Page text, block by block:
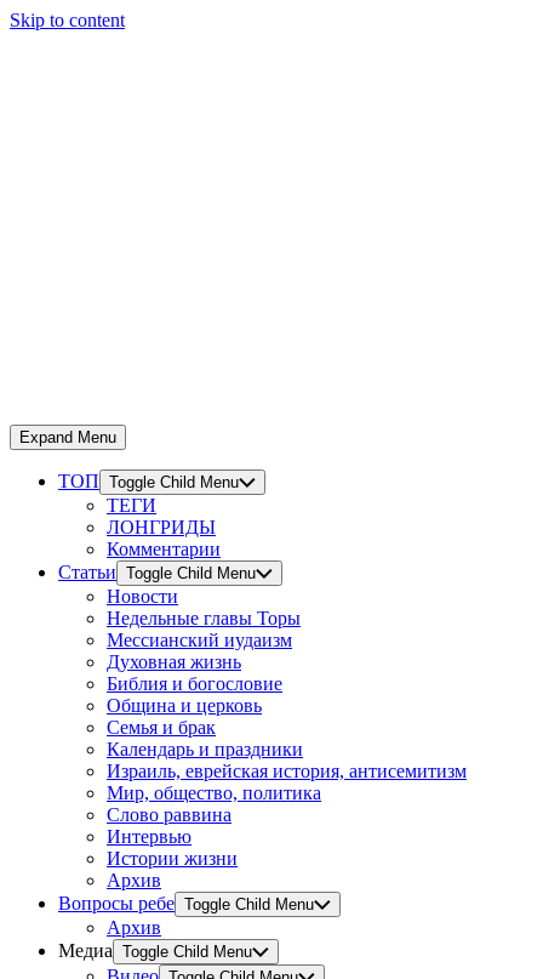
Skip to content
Expand Menu
ТОП Toggle Child Menu
ТЕГИ
ЛОНГРИДЫ
Комментарии
Статьи Toggle Child Menu
Новости
Недельные главы Торы
Мессианский иудаизм
Духовная жизнь
Библия и богословие
Община и церковь
Семья и брак
Календарь и праздники
Израиль, еврейская история, антисемитизм
Мир, общество, политика
Слово раввина
Интервью
Истории жизни
Архив
Вопросы ребе Toggle Child Menu
Архив
Медиа Toggle Child Menu